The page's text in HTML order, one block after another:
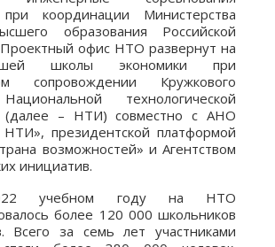
при координации Министерства
образования Российской
офис НТО развернут на
школы экономики при
сопровождении Кружкового
технологической
(далее – НТИ) совместно с АНО
президентской платформой
возможностей» и Агентством
инициатив.
учебном году на НТО
более 120 000 школьников
Всего за семь лет участниками